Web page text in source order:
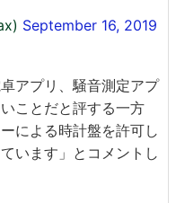
September 16, 2019
アプリ、騒音測定アプ
ことだと評する一方
による時計盤を許可し
います」とコメントし